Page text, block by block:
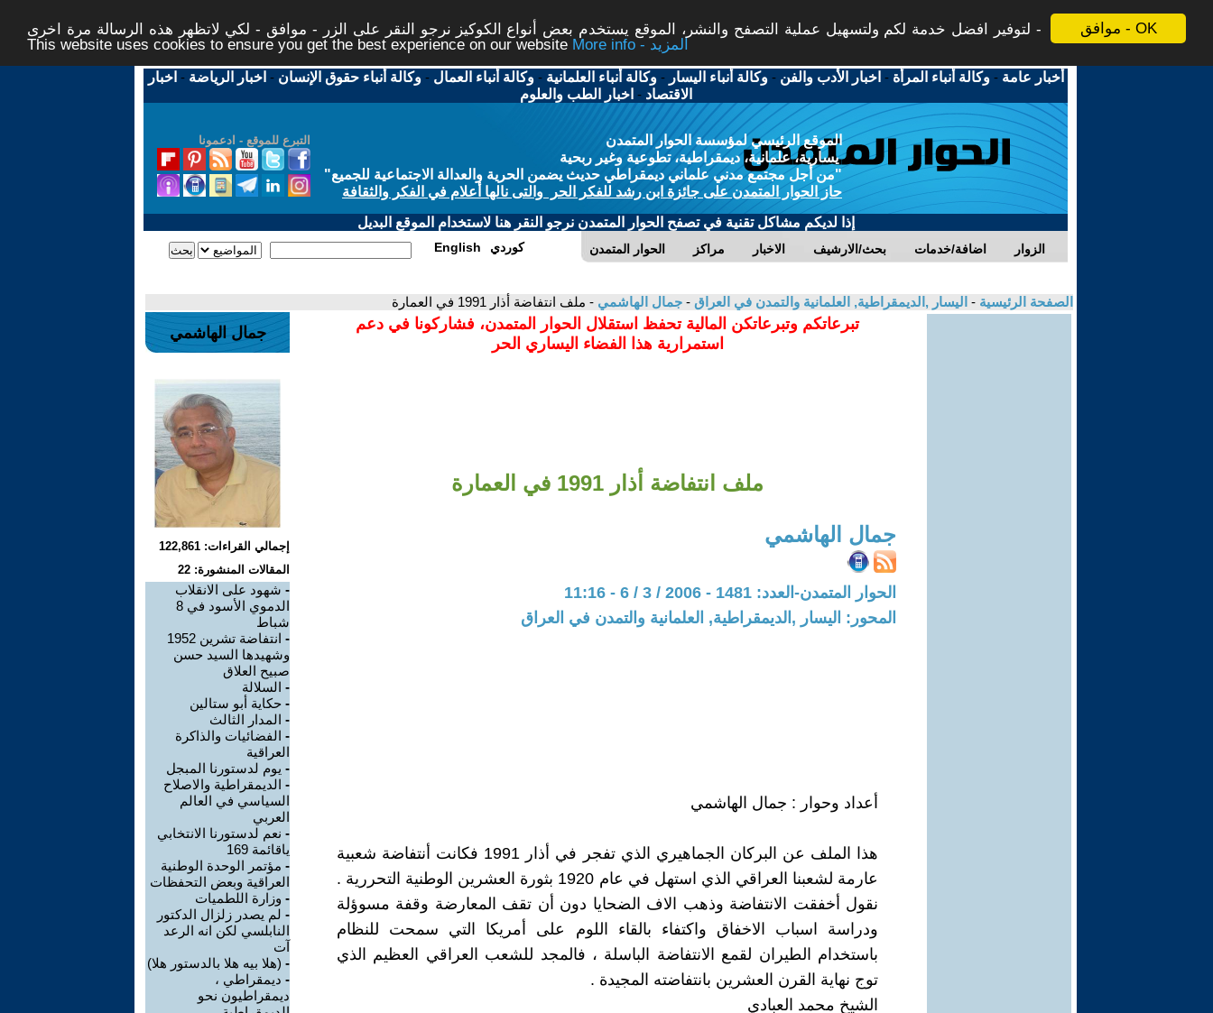
موافق - OK
لتوفير افضل خدمة لكم ولتسهيل عملية التصفح والنشر، الموقع يستخدم بعض أنواع الكوكيز نرجو النقر على الزر - موافق - لكي لاتظهر هذه الرسالة مرة اخرى -
This website uses cookies to ensure you get the best experience on our website
More info - المزيد
أخبار عامة -وكالة أنباء المرأة - اخبار الأدب والفن -وكالة أنباء اليسار -وكالة أنباء العلمانية -وكالة أنباء العمال -وكالة أنباء حقوق الإنسان - اخبار الرياضة - اخبار
الاقتصاد - اخبار الطب والعلوم
التبرع للموقع - ادعمونا
الموقع الرئيسي لمؤسسة الحوار المتمدن
يسارية، علمانية، ديمقراطية، تطوعية وغير ربحية
"من أجل مجتمع مدني علماني ديمقراطي حديث يضمن الحرية والعدالة الاجتماعية للجميع"
حاز الحوار المتمدن على جائزة ابن رشد للفكر الحر والتى نالها أعلام في الفكر والثقافة
إذا لديكم مشاكل تقنية في تصفح الحوار المتمدن نرجو النقر هنا لاستخدام الموقع البديل
الحوار المتمدن مراكز الاخبار بحث/الارشيف اضافة/خدمات الزوار English كوردي
الصفحة الرئيسية - اليسار ,الديمقراطية, العلمانية والتمدن في العراق - جمال الهاشمي - ملف انتفاضة أذار 1991 في العمارة
تبرعاتكم وتبرعاتكن المالية تحفظ استقلال الحوار المتمدن، فشاركونا في دعم
استمرارية هذا الفضاء اليساري الحر
ملف انتفاضة أذار 1991 في العمارة
جمال الهاشمي
الحوار المتمدن-العدد: 1481 - 2006 / 3 / 6 - 11:16
المحور: اليسار ,الديمقراطية, العلمانية والتمدن في العراق
أعداد وحوار : جمال الهاشمي
هذا الملف عن البركان الجماهيري الذي تفجر في أذار 1991 فكانت أنتفاضة شعبية
عارمة لشعبنا العراقي الذي استهل في عام 1920 بثورة العشرين الوطنية التحررية .
نقول أخفقت الانتفاضة وذهب الاف الضحايا دون أن تقف المعارضة وقفة مسوؤلة
ودراسة اسباب الاخفاق واكتفاء بالقاء اللوم على أمريكا التي سمحت للنظام
باستخدام الطيران لقمع الانتفاضة الباسلة ، فالمجد للشعب العراقي العظيم الذي
توج نهاية القرن العشرين بانتفاضته المجيدة .
الشيخ محمد العبادي
جمال الهاشمي
إجمالي القراءات: 122,861
المقالات المنشورة: 22
- شهود على الانقلاب
الدموي الأسود في 8
شباط
-
انتفاضة تشرين 1952
وشهيدها السيد حسن
صبيح العلاق
- السلالة
- حكاية أبو ستالين
- المدار الثالث
- الفضائيات والذاكرة
العراقية
- يوم لدستورنا المبجل
- الديمقراطية والاصلاح
السياسي في العالم
العربي
- نعم لدستورنا الانتخابي
ياقائمة 169
- مؤتمر الوحدة الوطنية
العراقية وبعض التحفظات
- وزارة اللطميات
- لم يصدر زلزال الدكتور
النابلسي لكن انه الرعد
آت
- (هلا بيه هلا بالدستور هلا)
- ديمقراطي ،
ديمقراطيون نحو